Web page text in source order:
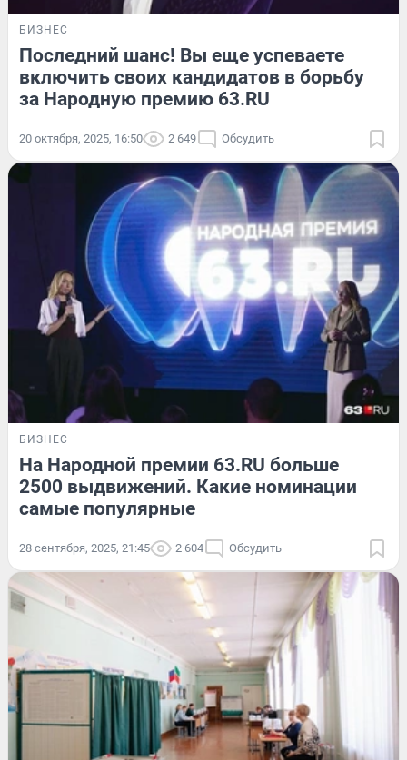
БИЗНЕС
Последний шанс! Вы еще успеваете
включить своих кандидатов в борьбу
за Народную премию 63.RU
20 октября, 2025, 16:50 2 649 Обсудить
БИЗНЕС
На Народной премии 63.RU больше
2500 выдвижений. Какие номинации
самые популярные
28 сентября, 2025, 21:45 2 604 Обсудить